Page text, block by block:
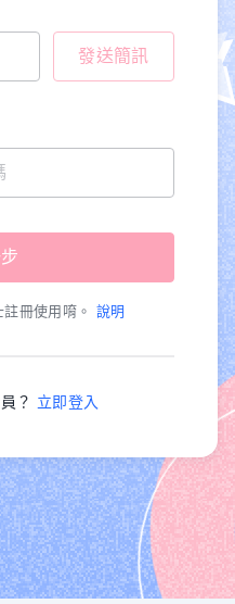
發送簡訊
冊使用唷。 說明
？ 立即登入